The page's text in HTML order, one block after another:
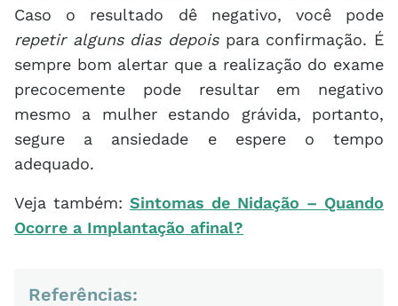
Caso o resultado dê negativo, você pode
repetir alguns dias depoispara confirmação. É
sempre bom alertar que a realização do exame
precocemente pode resultar em negativo
mesmo a mulher estando grávida, portanto,
segure a ansiedade e espere o tempo
adequado.
Veja também: Sintomas de Nidação – Quando
Ocorre a Implantação afinal?
Referências: